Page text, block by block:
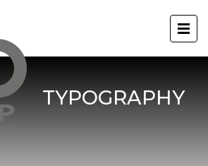
TYPOGRAPHY